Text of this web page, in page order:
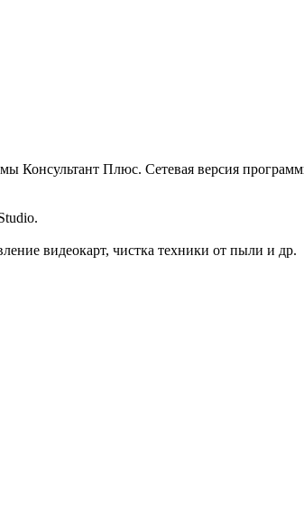
Консультант Плюс. Сетевая версия
видеокарт, чистка техники от пыли и др.